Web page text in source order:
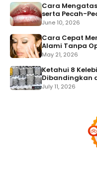
Cara
serta Pecah-
June 10, 2026
Cara Cepat
Alami Tanpa
May 21, 2026
Ketahui 8
Dibandingkan
July 11, 2026